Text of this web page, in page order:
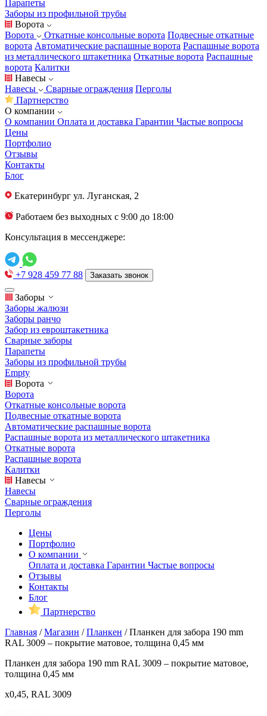
Парапеты
Заборы из профильной трубы
Ворота
Ворота
Откатные консольные ворота Подвесные откатные
ворота Автоматические распашные ворота Распашные ворота
из металлического штакетника Откатные ворота Распашные
ворота Калитки
Навесы
Навесы
Сварные ограждения Перголы
Партнерство
О компании
О компании Оплата и доставка Гарантии Частые вопросы
Цены
Портфолио
Отзывы
Контакты
Блог
Екатеринбург ул. Луганская, 2
Работаем без выходных с 9:00 до 18:00
Консультация в мессенджере:
+7 928 459 77 88 Заказать звонок
Заборы
Заборы жалюзи
Заборы ранчо
Забор из евроштакетника
Сварные заборы
Парапеты
Заборы из профильной трубы
Empty
Ворота
Ворота
Откатные консольные ворота
Подвесные откатные ворота
Автоматические распашные ворота
Распашные ворота из металлического штакетника
Откатные ворота
Распашные ворота
Калитки
Навесы
Навесы
Сварные ограждения
Перголы
Цены
Портфолио
О компании
Оплата и доставка Гарантии Частые вопросы
Отзывы
Контакты
Блог
Партнерство
Главная /Магазин /Планкен /Планкен для забора 190 mm
RAL 3009 – покрытие матовое, толщина 0,45 мм
Планкен для забора 190 mm RAL 3009 – покрытие матовое,
толщина 0,45 мм
x0,45, RAL 3009